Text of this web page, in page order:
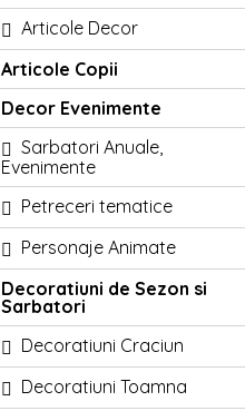
Articole Decor
Articole Copii
Decor Evenimente
Sarbatori Anuale,
Evenimente
Petreceri tematice
Personaje Animate
Decoratiuni de Sezon si
Sarbatori
Decoratiuni Craciun
Decoratiuni Toamna